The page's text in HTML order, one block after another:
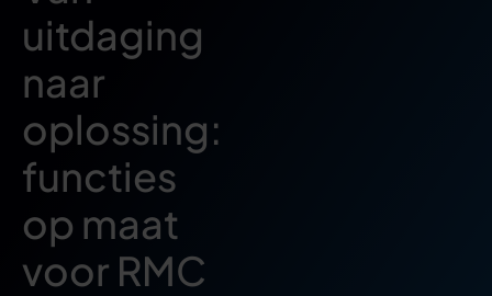
uitdaging
naar
oplossing:
functies
op maat
voor RMC